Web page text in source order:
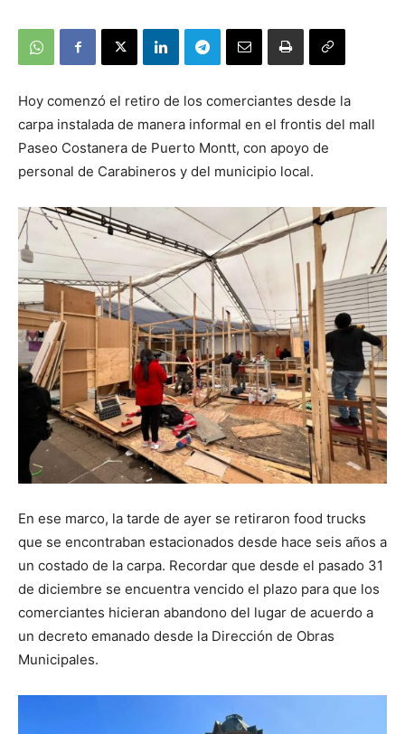
Hoy comenzó el retiro de los comerciantes desde la
carpa instalada de manera informal en el frontis del mall
Paseo Costanera de Puerto Montt, con apoyo de
personal de Carabineros y del municipio local.
En ese marco, la tarde de ayer se retiraron food trucks
que se encontraban estacionados desde hace seis años a
un costado de la carpa. Recordar que desde el pasado 31
de diciembre se encuentra vencido el plazo para que los
comerciantes hicieran abandono del lugar de acuerdo a
un decreto emanado desde la Dirección de Obras
Municipales.